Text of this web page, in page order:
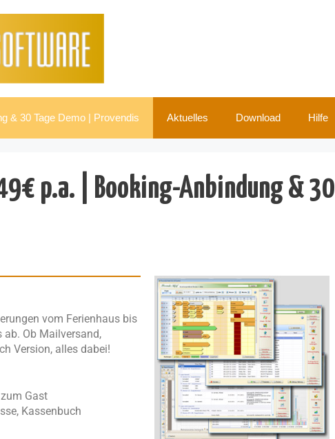
& 30 Tage Demo | Provendis Aktuelles Download Hilfe
p.a. | Booking-Anbindung & 30
vom Ferienhaus bis
Ob Mailversand,
Version, alles dabei!
Gast
Kassenbuch